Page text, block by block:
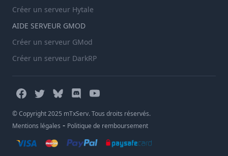
Créer un serveur Hytale
AIDE SERVEUR GMOD
Créer un serveur GMod
Créer un serveur DarkRP
© Copyright 2025 mTxServ. Tous droits réservés.
Mentions légales - Politique de remboursement